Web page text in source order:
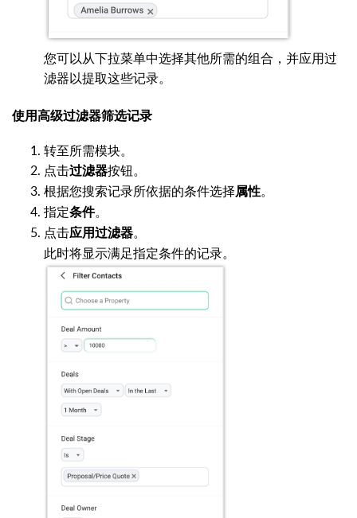
您可以从下拉菜单中选择其他所需的组合，并应用过
滤器以提取这些记录。
使用高级过滤器筛选记录
转至所需模块。
点击过滤器按钮。
根据您搜索记录所依据的条件选择属性。
指定条件。
点击应用过滤器。
此时将显示满足指定条件的记录。